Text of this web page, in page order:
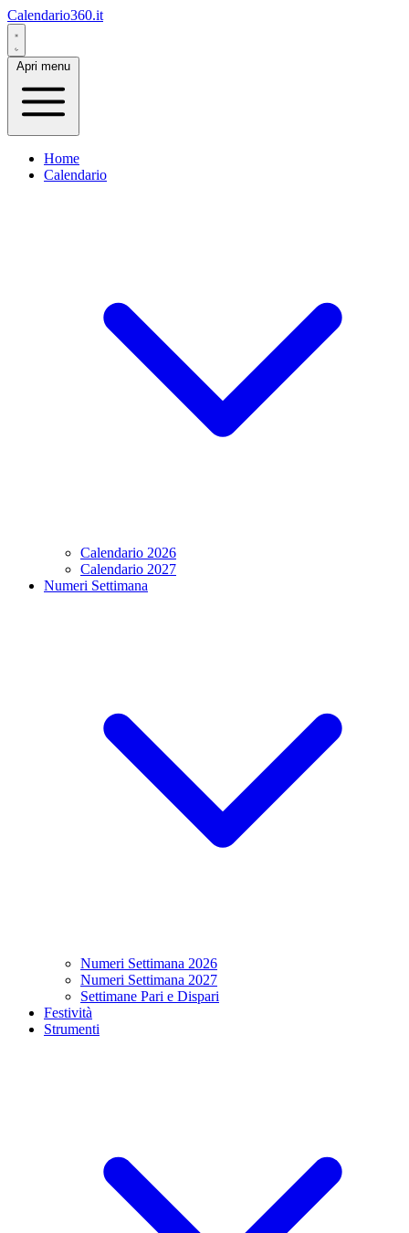
Calendario360.it
Apri menu
Home
Calendario
Calendario 2026
Calendario 2027
Numeri Settimana
Numeri Settimana 2026
Numeri Settimana 2027
Settimane Pari e Dispari
Festività
Strumenti